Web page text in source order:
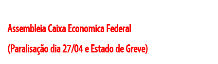
Assembleia Caixa Economica Federal
(Paralisação dia 27/04 e Estado de Greve)